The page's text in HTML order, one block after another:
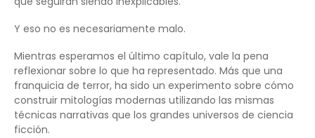
Y eso no es necesariamente malo.
Mientras esperamos el último capítulo, vale la pena
reflexionar sobre lo que ha representado. Más que una
franquicia de terror, ha sido un experimento sobre cómo
construir mitologías modernas utilizando las mismas
técnicas narrativas que los grandes universos de ciencia
ficción.